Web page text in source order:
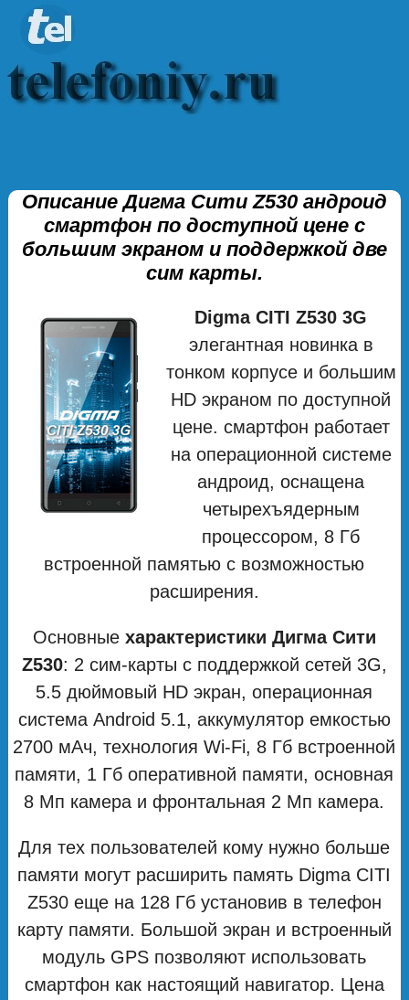
Описание Дигма Сити Z530 андроид
смартфон по доступной цене с
большим экраном и поддержкой две
сим карты.
Digma CITI Z530 3G
элегантная новинка в
тонком корпусе и большим
HD экраном по доступной
цене. смартфон работает
на операционной системе
андроид, оснащена
четырехъядерным
процессором, 8 Гб
встроенной памятью с возможностью
расширения.
Основные характеристики Дигма Сити
Z530: 2 сим-карты с поддержкой сетей 3G,
5.5 дюймовый HD экран, операционная
система Android 5.1, аккумулятор емкостью
2700 мAч, технология Wi-Fi, 8 Гб встроенной
памяти, 1 Гб оперативной памяти, основная
8 Мп камера и фронтальная 2 Мп камера.
Для тех пользователей кому нужно больше
памяти могут расширить память Digma CITI
Z530 еще на 128 Гб установив в телефон
карту памяти. Большой экран и встроенный
модуль GPS позволяют использовать
смартфон как настоящий навигатор. Цена